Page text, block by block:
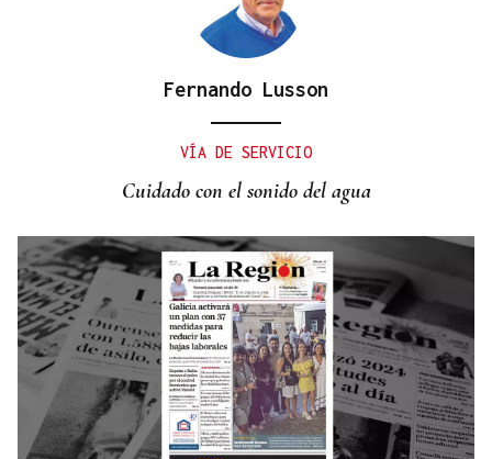
Santi Aldama, jugador de la NBA, visita Ourense
Fernando Lusson
VÍA DE SERVICIO
Cuidado con el sonido del agua